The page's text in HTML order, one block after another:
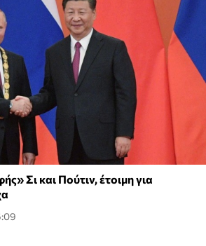
Σι και Πούτιν, έτοιμη για